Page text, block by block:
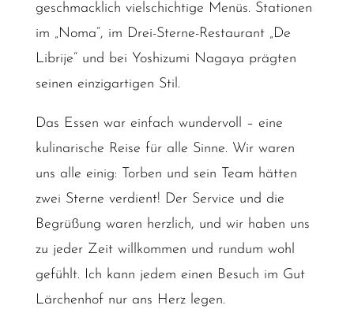
geschmacklich vielschichtige Menüs. Stationen
im „Noma“, im Drei-Sterne-Restaurant „De
Librije“ und bei Yoshizumi Nagaya prägten
seinen einzigartigen Stil.
Das Essen war einfach wundervoll – eine
kulinarische Reise für alle Sinne. Wir waren
uns alle einig: Torben und sein Team hätten
zwei Sterne verdient! Der Service und die
Begrüßung waren herzlich, und wir haben uns
zu jeder Zeit willkommen und rundum wohl
gefühlt. Ich kann jedem einen Besuch im Gut
Lärchenhof nur ans Herz legen.